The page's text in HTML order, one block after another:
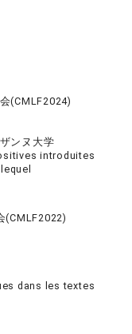
(CMLF2024)
ンヌ大学
introduites
(CMLF2022)
dans les textes